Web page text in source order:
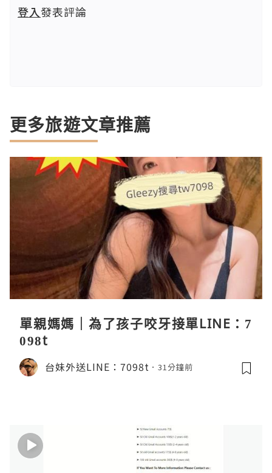
登入發表評論
更多旅遊文章推薦
單親媽媽｜為了孩子咬牙接單LINE：7
098t
台妹外送LINE：7098t 31分鐘前